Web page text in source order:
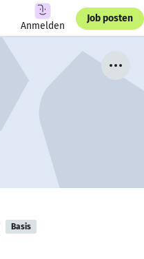
Anmelden
Job posten
Basis